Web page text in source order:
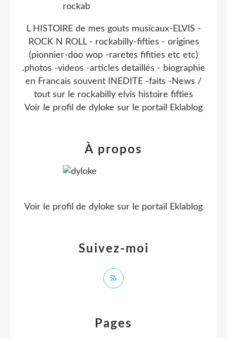
Pages
L HISTOIRE de mes gouts musicaux-ELVIS -
ROCK N ROLL - rockabilly-fifties - origines
(pionnier-doo wop -raretes fifities etc etc)
.photos -videos -articles detaillés - biographie
en Francais souvent INEDITE -faits -News /
tout sur le rockabilly elvis histoire fifties
Voir le profil de dyloke sur le portail Eklablog
Suivez-moi
À propos
Voir le profil de dyloke sur le portail Eklablog